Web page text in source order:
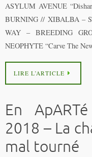
ASYLUM AVENUE
BURNING // XIBALBA –
WAY – BREEDING
NEOPHYTE “Carve The
LIRE L’ARTICLE
En
2018 – La
mal tourné